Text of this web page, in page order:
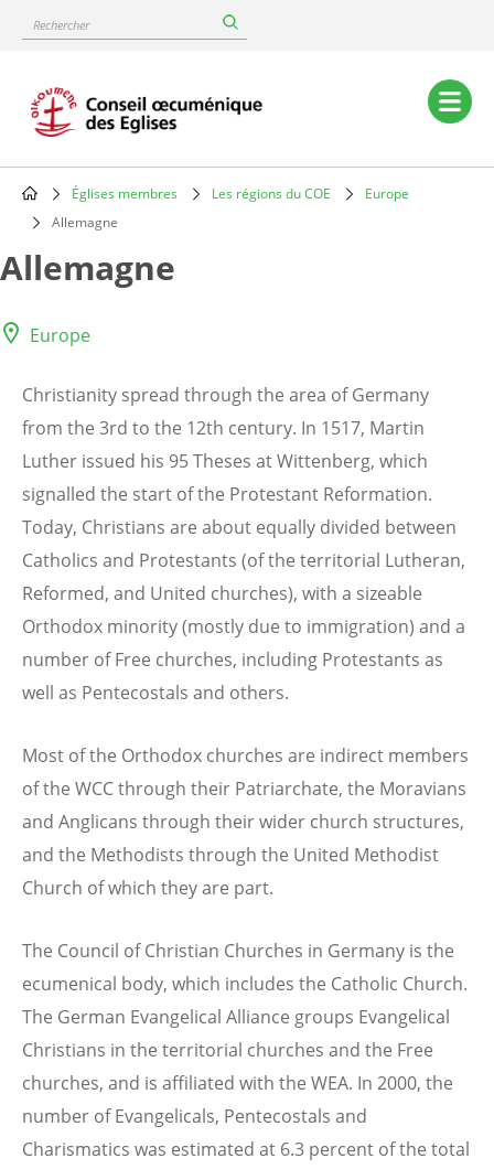
content
Rechercher
Main
navigation
Breadcrumb
Églises membres Les régions du COE
Europe
Allemagne
Allemagne
Europe
Christianity spread through the area of Germany
from the 3rd to the 12th century. In 1517, Martin
Luther issued his 95 Theses at Wittenberg, which
signalled the start of the Protestant Reformation.
Today, Christians are about equally divided between
Catholics and Protestants (of the territorial Lutheran,
Reformed, and United churches), with a sizeable
Orthodox minority (mostly due to immigration) and a
number of Free churches, including Protestants as
well as Pentecostals and others.
Most of the Orthodox churches are indirect members
of the WCC through their Patriarchate, the Moravians
and Anglicans through their wider church structures,
and the Methodists through the United Methodist
Church of which they are part.
The Council of Christian Churches in Germany is the
ecumenical body, which includes the Catholic Church.
The German Evangelical Alliance groups Evangelical
Christians in the territorial churches and the Free
churches, and is affiliated with the WEA. In 2000, the
number of Evangelicals, Pentecostals and
Charismatics was estimated at 6.3 percent of the total